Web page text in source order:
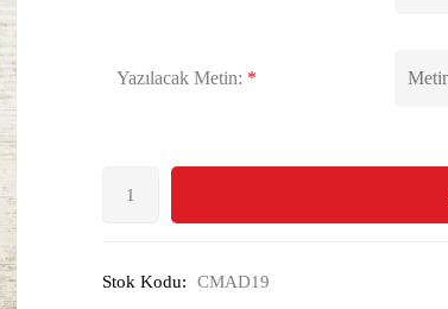
Yazılacak Metin: *
Stok Kodu: CMAD19